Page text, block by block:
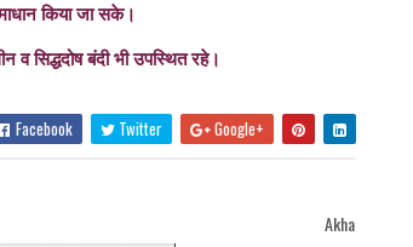
किया जा सके।
व सिद्धदोष बंदी भी उपस्थित रहे।
Facebook Twitter Google+
Akhand Bharat Samachar